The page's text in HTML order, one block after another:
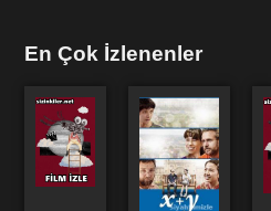
En Çok İzlenenler